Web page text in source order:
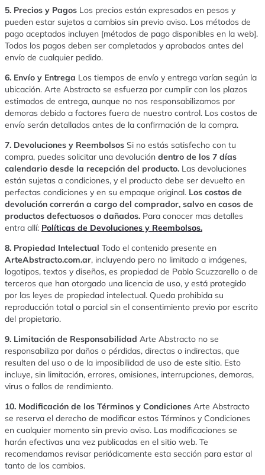
5. Precios y Pagos Los precios están expresados en pesos y
pueden estar sujetos a cambios sin previo aviso. Los métodos de
pago aceptados incluyen [métodos de pago disponibles en la web].
Todos los pagos deben ser completados y aprobados antes del
envío de cualquier pedido.
6. Envío y Entrega Los tiempos de envío y entrega varían según la
ubicación. Arte Abstracto se esfuerza por cumplir con los plazos
estimados de entrega, aunque no nos responsabilizamos por
demoras debido a factores fuera de nuestro control. Los costos de
envío serán detallados antes de la confirmación de la compra.
7. Devoluciones y Reembolsos Si no estás satisfecho con tu
compra, puedes solicitar una devolución dentro de los 7 días
calendario desde la recepción del producto. Las devoluciones
están sujetas a condiciones, y el producto debe ser devuelto en
perfectas condiciones y en su empaque original. Los costos de
devolución correrán a cargo del comprador, salvo en casos de
productos defectuosos o dañados. Para conocer mas detalles
entra allí: Políticas de Devoluciones y Reembolsos.
8. Propiedad Intelectual Todo el contenido presente en
ArteAbstracto.com.ar, incluyendo pero no limitado a imágenes,
logotipos, textos y diseños, es propiedad de Pablo Scuzzarello o de
terceros que han otorgado una licencia de uso, y está protegido
por las leyes de propiedad intelectual. Queda prohibida su
reproducción total o parcial sin el consentimiento previo por escrito
del propietario.
9. Limitación de Responsabilidad Arte Abstracto no se
responsabiliza por daños o pérdidas, directas o indirectas, que
resulten del uso o de la imposibilidad de uso de este sitio. Esto
incluye, sin limitación, errores, omisiones, interrupciones, demoras,
virus o fallos de rendimiento.
10. Modificación de los Términos y Condiciones Arte Abstracto
se reserva el derecho de modificar estos Términos y Condiciones
en cualquier momento sin previo aviso. Las modificaciones se
harán efectivas una vez publicadas en el sitio web. Te
recomendamos revisar periódicamente esta sección para estar al
tanto de los cambios.